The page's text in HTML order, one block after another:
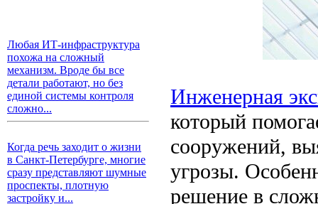
Любая ИТ-инфраструктура
похожа на сложный
механизм. Вроде бы все
детали работают, но без
единой системы контроля
сложно...
Когда речь заходит о жизни
в Санкт-Петербурге, многие
сразу представляют шумные
проспекты, плотную
застройку и...
Инженерная
который
сооружений,
угрозы.
решение в